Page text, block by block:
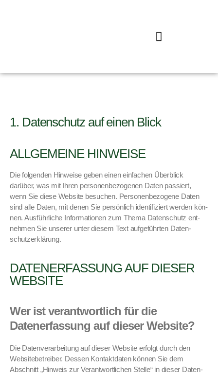
1. Datenschutz auf einen Blick
ALLGEMEINE HINWEISE
Die fol­gen­den Hin­weise geben einen ein­fachen Überblick
darüber, was mit Ihren per­so­n­en­be­zo­ge­nen Dat­en passiert,
wenn Sie diese Web­site besuchen. Per­so­n­en­be­zo­gene Dat­en
sind alle Dat­en, mit denen Sie per­sön­lich iden­ti­fiziert wer­den kön­
nen. Aus­führliche Infor­ma­tio­nen zum The­ma Daten­schutz ent­
nehmen Sie unser­er unter diesem Text aufge­führten Daten­
schutzerk­lärung.
DATENERFASSUNG AUF DIESER
WEBSITE
Wer ist verantwortlich für die
Datenerfassung auf dieser Website?
Die Daten­ver­ar­beitung auf dieser Web­site erfol­gt durch den
Web­site­be­treiber. Dessen Kon­tak­t­dat­en kön­nen Sie dem
Abschnitt „Hin­weis zur Ver­ant­wortlichen Stelle“ in dieser Daten­